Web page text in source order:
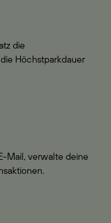
die
Höchstparkdauer
Mail, verwalte deine